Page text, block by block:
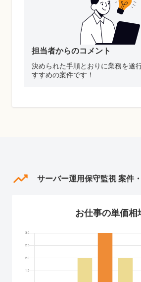
担当者からのコメント
決められた手順とおりに業務を遂
すすめの案件です！
サーバー運用保守監視 案件
お仕事の単価相